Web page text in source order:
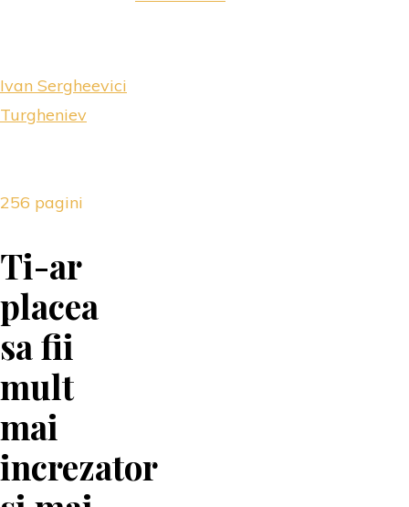
Ivan Sergheevici
Turgheniev
256 pagini
Ti-ar
placea
sa fii
mult
mai
increzator